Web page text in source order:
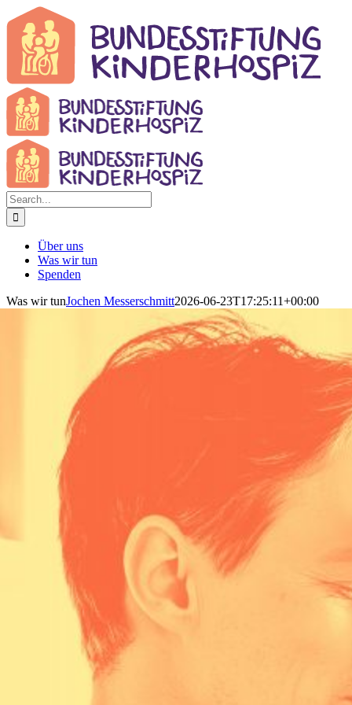
Skip
to
content
Search
for:
Über uns
Was wir tun
Spenden
Was wir tunJochen Messerschmitt2026-06-23T17:25:11+00:00